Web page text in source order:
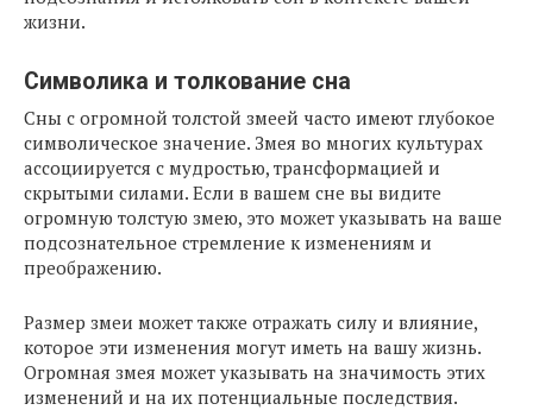
жизни.
Символика и толкование сна
Сны с огромной толстой змеей часто имеют глубокое
символическое значение. Змея во многих культурах
ассоциируется с мудростью, трансформацией и
скрытыми силами. Если в вашем сне вы видите
огромную толстую змею, это может указывать на ваше
подсознательное стремление к изменениям и
преображению.
Размер змеи может также отражать силу и влияние,
которое эти изменения могут иметь на вашу жизнь.
Огромная змея может указывать на значимость этих
изменений и на их потенциальные последствия.